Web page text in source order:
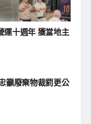
運十週年 獲當地主
籲廢棄物裁罰更公